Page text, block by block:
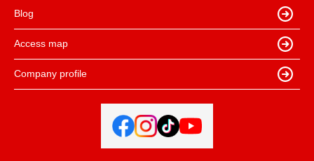
Blog
Access map
Company profile